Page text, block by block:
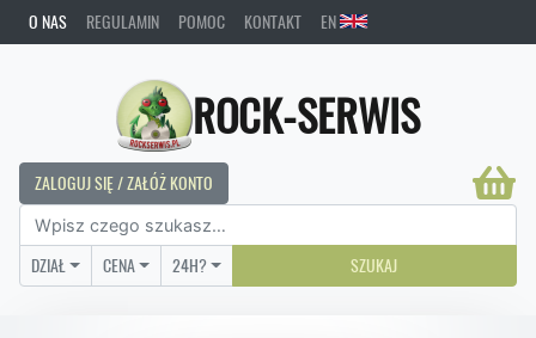
O NAS REGULAMIN POMOC KONTAKT EN
ROCK-SERWIS
ZALOGUJ SIĘ / ZAŁÓŻ KONTO
DZIAŁ CENA 24H? SZUKAJ